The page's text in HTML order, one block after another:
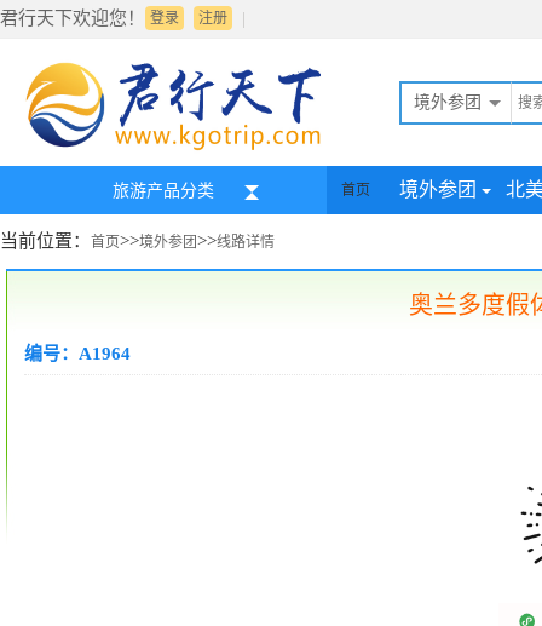
君行天下欢迎您！ 登录 |
注册
境外参团
旅游产品分类 首页 境外参团 北
当前位置： 首页>>境外参团>>线路详情
奥兰多度假
编号：A1964